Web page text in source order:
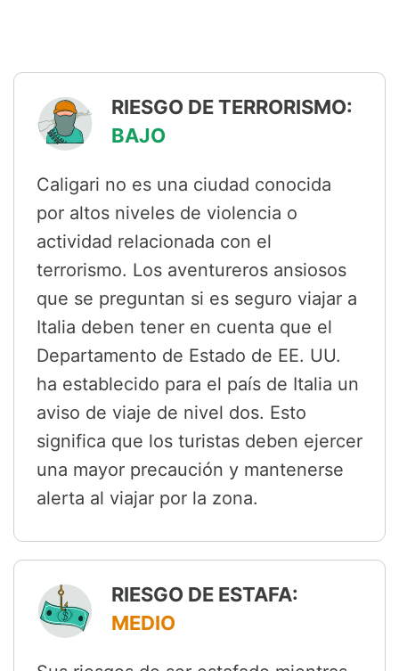
RIESGO DE TERRORISMO:
BAJO
Caligari no es una ciudad conocida
por altos niveles de violencia o
actividad relacionada con el
terrorismo. Los aventureros ansiosos
que se preguntan si es seguro viajar a
Italia deben tener en cuenta que el
Departamento de Estado de EE. UU.
ha establecido para el país de Italia un
aviso de viaje de nivel dos. Esto
significa que los turistas deben ejercer
una mayor precaución y mantenerse
alerta al viajar por la zona.
RIESGO DE ESTAFA:
MEDIO